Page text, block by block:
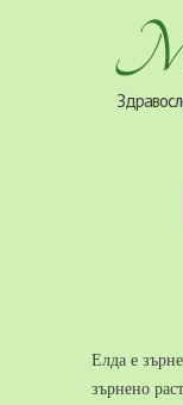
Елда е
зърнено